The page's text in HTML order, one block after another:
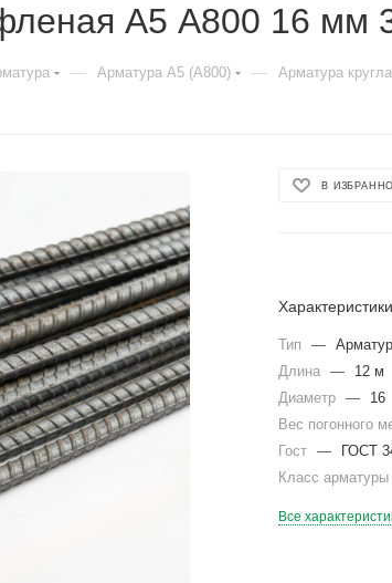
А5 А800 16 мм
— Арматура А5 (А800) — Арматура
В
Характеристики
Тип —
Длина
—
12 м
Диаметр
—
16
Вес погонного
Гост
—
ГОСТ
Класс арматуры
Все